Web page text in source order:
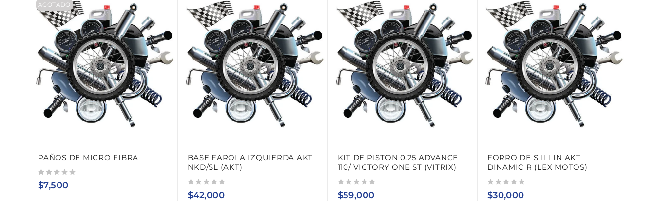
AGOTADO
PAÑOS DE MICRO FIBRA
$7,500
BASE FAROLA IZQUIERDA AKT
NKD/SL (AKT)
$42,000
KIT DE PISTON 0.25 ADVANCE
110/ VICTORY ONE ST (VITRIX)
$59,000
FORRO DE SIILLIN AKT
DINAMIC R (LEX MOTOS)
$30,000